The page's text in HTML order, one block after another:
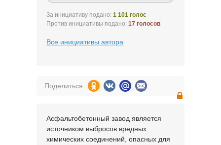
За инициативу подано: 1 101 голос
Против инициативы подано: 17 голосов
Все инициативы автора
Поделиться
Асфальтобетонный завод является
источником выбросов вредных
химических соединений, опасных для